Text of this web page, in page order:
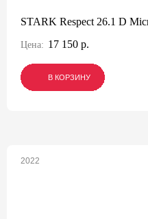
STARK Respect 26.1 D
Цена: 17 150 р.
В КОРЗИНУ
В КОРЗИНУ
В КОРЗИНУ
2022